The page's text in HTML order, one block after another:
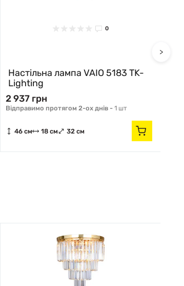
0
Настільна лампа VAIO 5183 TK-
Lighting
2 937 грн
Відправимо протягом 2-ох днів - 1 шт
46 см 18 см 32 см
>